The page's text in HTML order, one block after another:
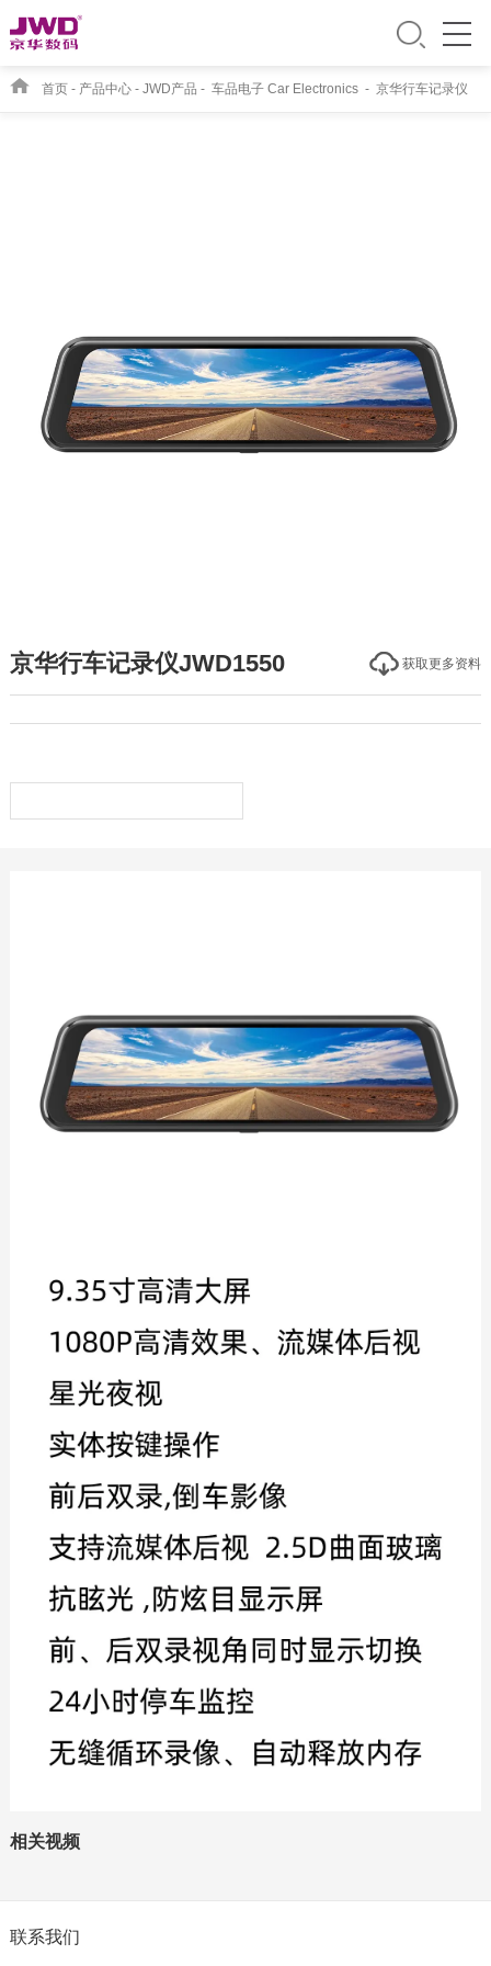
首页- 产品中心- JWD产品 - 车品电子 Car Electronics- 京华行车记录仪
京华行车记录仪JWD1550 获取更多资料
相关视频
联系我们